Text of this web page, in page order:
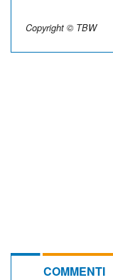
Copyright © TBW
COMMENTI